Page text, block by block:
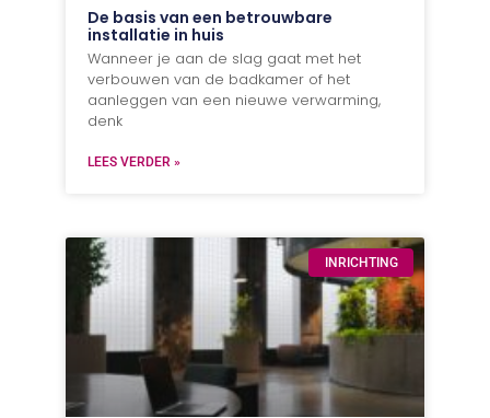
De basis van een betrouwbare
installatie in huis
Wanneer je aan de slag gaat met het
verbouwen van de badkamer of het
aanleggen van een nieuwe verwarming,
denk
LEES VERDER »
INRICHTING